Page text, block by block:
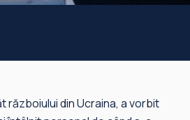
războiului din Ucraina, a vorbit